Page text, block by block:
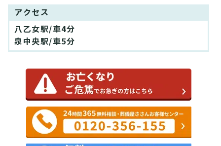
アクセス
八乙女駅/車4分
泉中央駅/車5分